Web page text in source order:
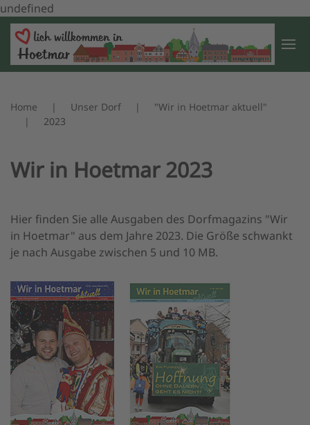
undefined
Zum Hauptinhalt springen
Home Unser Dorf
"Wir in Hoetmar aktuell"
2023
Wir in Hoetmar 2023
Hier finden Sie alle Ausgaben des Dorfmagazins "Wir
in Hoetmar" aus dem Jahre 2023. Die Größe schwankt
je nach Ausgabe zwischen 5 und 10 MB.